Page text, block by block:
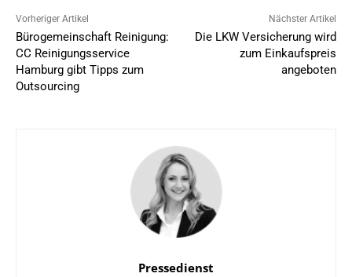
Vorheriger Artikel
Bürogemeinschaft Reinigung:
CC Reinigungsservice
Hamburg gibt Tipps zum
Outsourcing
Nächster Artikel
Die LKW Versicherung wird
zum Einkaufspreis
angeboten
Pressedienst